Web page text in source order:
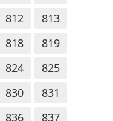
812
813
818
819
824
825
830
831
836
837